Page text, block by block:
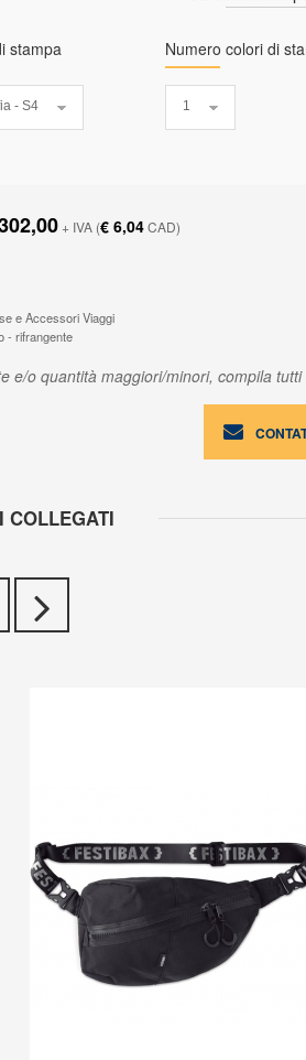
stampa Numero colori di
+ IVA (€ 6,04CAD)
e Accessori Viaggi
- rifrangente
e/o quantità maggiori/minori, compila
COLLEGATI